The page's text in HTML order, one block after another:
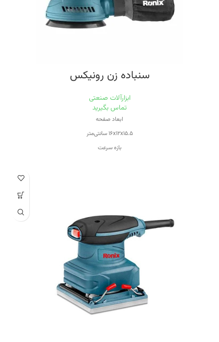
سنباده زن رونیکس
ابزارآلات صنعتی
تماس بگیرید
ابعاد صفحه
۱۶x۱۲x۱۵.۵ سانتی‌متر
بازه سرعت
۱۲۰۰
اقلام همراه
یک جفت ذغال اضافه,یک کیسه جمع آوری گرد و غبار و یک کاغذ سمباده